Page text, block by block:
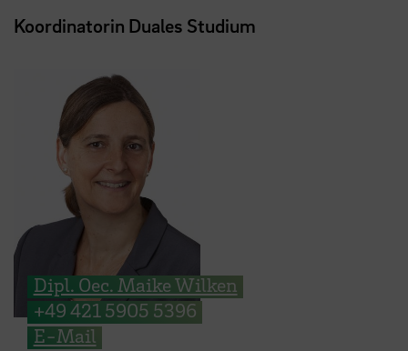
Koordinatorin Duales Studium
Dipl. Oec. Maike Wilken
+49 421 5905 5396
E-Mail